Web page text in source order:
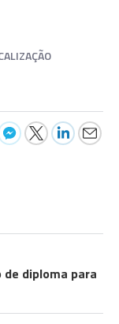
de diploma para